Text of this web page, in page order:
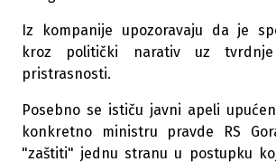
Iz kompanije upozoravaju da je
kroz politički narativ uz
pristrasnosti.
Posebno se ističu javni apeli
konkretno ministru pravde RS
"zaštiti" jednu stranu u postupku